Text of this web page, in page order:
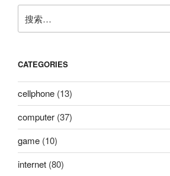
考
高
数
各
位
同
学”
索：
CATEGORIES
cellphone (13)
computer (37)
game (10)
internet (80)